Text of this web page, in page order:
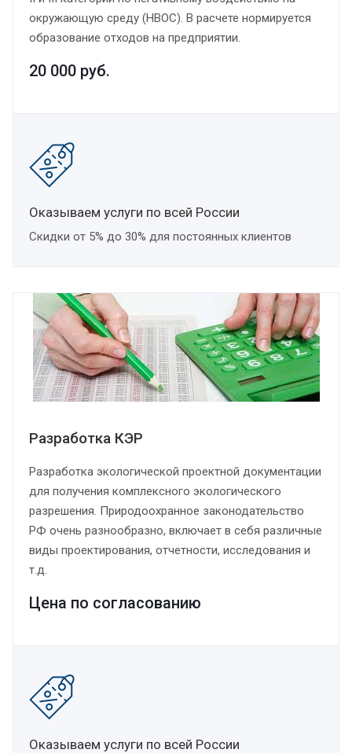
окружающую среду (НВОС). В расчете нормируется
образование отходов на предприятии.
20 000 руб.
Оказываем услуги по всей России
Скидки от 5% до 30% для постоянных клиентов
Разработка КЭР
Разработка экологической проектной документации
для получения комплексного экологического
разрешения. Природоохранное законодательство
РФ очень разнообразно, включает в себя различные
виды проектирования, отчетности, исследования и
т.д.
Цена по согласованию
Оказываем услуги по всей России